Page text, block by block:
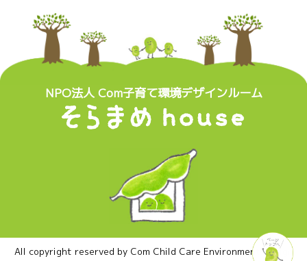
NPO法人 Com子育て環境デザインルーム
All copyright reserved by Com Child Care Environment Design